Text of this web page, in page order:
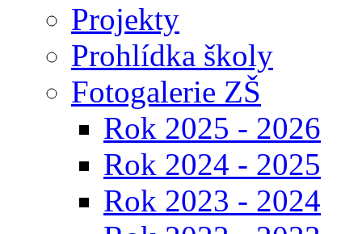
Projekty
Prohlídka školy
Fotogalerie ZŠ
Rok 2025 - 2026
Rok 2024 - 2025
Rok 2023 - 2024